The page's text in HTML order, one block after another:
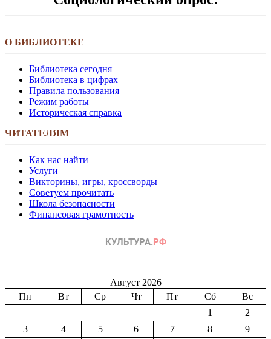
О БИБЛИОТЕКЕ
Библиотека сегодня
Библиотека в цифрах
Правила пользования
Режим работы
Историческая справка
ЧИТАТЕЛЯМ
Как нас найти
Услуги
Викторины, игры, кроссворды
Советуем прочитать
Школа безопасности
Финансовая грамотность
Август 2026
Пн
Вт Ср Чт Пт Сб
Вс
1
2
3
4 5 6 7 8
9